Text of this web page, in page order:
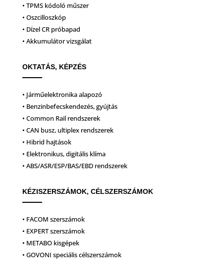
• TPMS kódoló műszer
• Oszcilloszkóp
• Dízel CR próbapad
• Akkumulátor vizsgálat
OKTATÁS, KÉPZÉS
• Járműelektronika alapozó
• Benzinbefecskendezés, gyújtás
• Common Rail rendszerek
• CAN busz, ultiplex rendszerek
• Hibrid hajtások
• Elektronikus, digitális klíma
• ABS/ASR/ESP/BAS/EBD rendszerek
KÉZISZERSZÁMOK, CÉLSZERSZÁMOK
• FACOM szerszámok
• EXPERT szerszámok
• METABO kisgépek
• GOVONI speciális célszerszámok